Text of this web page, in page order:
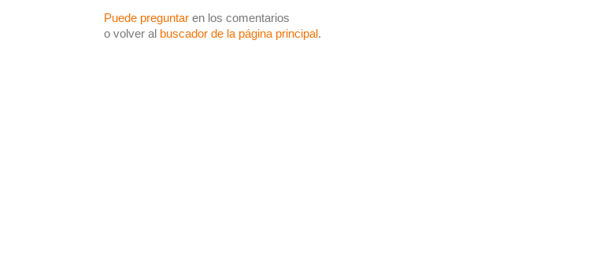
Puede preguntar en los comentarios
o volver al buscador de la página principal.